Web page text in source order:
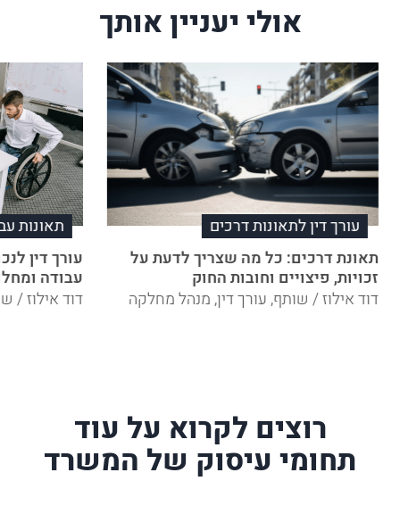
אולי יעניין אותך
עורך דין לתאונות דרכים
תאונת דרכים: כל מה שצריך לדעת על
זכויות, פיצויים וחובות החוק
דוד אילוז / שותף, עורך דין, מנהל מחלקה
תאונות
עורך דין
עבודה
דוד אילוז /
רוצים לקרוא על עוד
תחומי עיסוק של המשרד